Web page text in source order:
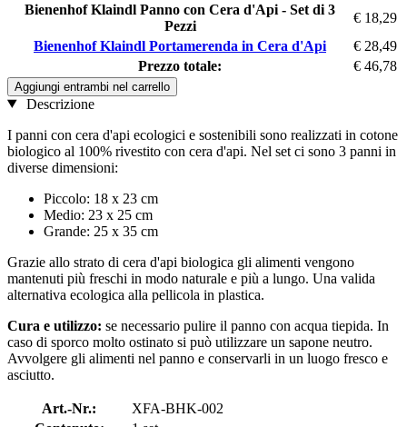
Bienenhof Klaindl Panno con Cera d'Api - Set di 3
Pezzi
€ 18,29
Bienenhof Klaindl Portamerenda in Cera d'Api
€ 28,49
Prezzo totale:
€ 46,78
Aggiungi entrambi nel carrello
Descrizione
I panni con cera d'api ecologici e sostenibili sono realizzati in cotone
biologico al 100% rivestito con cera d'api. Nel set ci sono 3 panni in
diverse dimensioni:
Piccolo: 18 x 23 cm
Medio: 23 x 25 cm
Grande: 25 x 35 cm
Grazie allo strato di cera d'api biologica gli alimenti vengono
mantenuti più freschi in modo naturale e più a lungo. Una valida
alternativa ecologica alla pellicola in plastica.
Cura e utilizzo: se necessario pulire il panno con acqua tiepida. In
caso di sporco molto ostinato si può utilizzare un sapone neutro.
Avvolgere gli alimenti nel panno e conservarli in un luogo fresco e
asciutto.
Art.-Nr.:
XFA-BHK-002